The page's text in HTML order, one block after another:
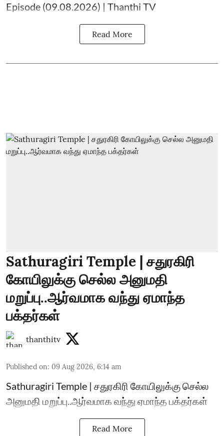
Episode (09.08.2026) | Thanthi TV
Read More
Sathuragiri Temple | சதுரகிரி
கோயிலுக்கு செல்ல அனுமதி
மறுப்பு..ஆர்வமாக வந்து ஏமாந்த
பக்தர்கள்
thanthitv
Published on: 09 Aug 2026, 6:14 am
Sathuragiri Temple | சதுரகிரி கோயிலுக்கு செல்ல
அனுமதி மறுப்பு..ஆர்வமாக வந்து ஏமாந்த பக்தர்கள்
Read More